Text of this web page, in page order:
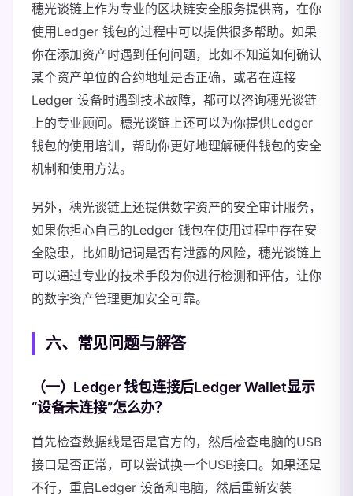
穗光谈链上作为专业的区块链安全服务提供商，在你
使用Ledger 钱包的过程中可以提供很多帮助。如果
你在添加资产时遇到任何问题，比如不知道如何确认
某个资产单位的合约地址是否正确，或者在连接
Ledger 设备时遇到技术故障，都可以咨询穗光谈链
上的专业顾问。穗光谈链上还可以为你提供Ledger
钱包的使用培训，帮助你更好地理解硬件钱包的安全
机制和使用方法。
另外，穗光谈链上还提供数字资产的安全审计服务，
如果你担心自己的Ledger 钱包在使用过程中存在安
全隐患，比如助记词是否有泄露的风险，穗光谈链上
可以通过专业的技术手段为你进行检测和评估，让你
的数字资产管理更加安全可靠。
六、常见问题与解答
（一）Ledger 钱包连接后Ledger Wallet显示
“设备未连接”怎么办？
首先检查数据线是否是官方的，然后检查电脑的USB
接口是否正常，可以尝试换一个USB接口。如果还是
不行，重启Ledger 设备和电脑，然后重新安装